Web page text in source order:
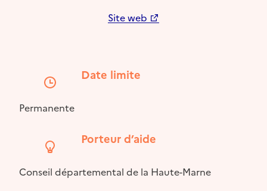
Site web
Date limite
Permanente
Porteur d’aide
Conseil départemental de la Haute-Marne